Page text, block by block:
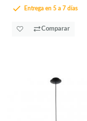
Entrega en 5 a 7 días
Comparar